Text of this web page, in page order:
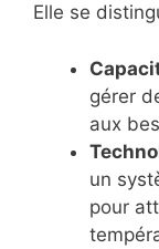
Elle se
gérer
aux
un
pour